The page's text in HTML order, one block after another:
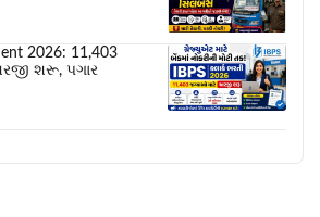
2026: 11,403
શરૂ, પગાર